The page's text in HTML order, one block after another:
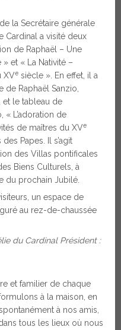
la Secrétaire générale
Cardinal a visité deux
de Raphaël – Une
et « La Nativité –
XVe siècle ». En effet, il a
Raphaël Sanzio,
et le tableau de
L’adoration de
de maîtres du XVe
Papes. Il s’agit
des Villas pontificales
Biens Culturels, à
du prochain Jubilé.
un espace de
au rez-de-chaussée
du Cardinal Président :
et familier de chaque
à la maison, en
à nos amis,
tous les lieux où nous